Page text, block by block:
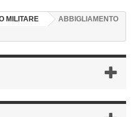
MILITARE
ABBIGLIAMENTO